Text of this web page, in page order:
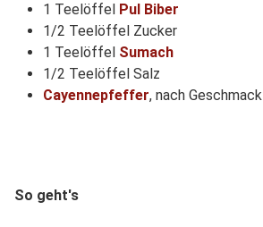
1 Teelöffel
Pul Biber
1/2 Teelöffel Zucker
1 Teelöffel Sumach
1/2 Teelöffel Salz
Cayennepfeffer, nach Geschmack
So geht's